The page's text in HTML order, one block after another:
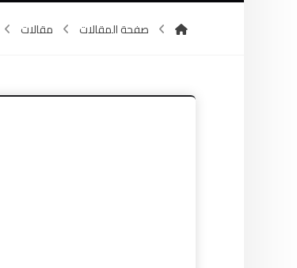
صفحة المقالات مقالات